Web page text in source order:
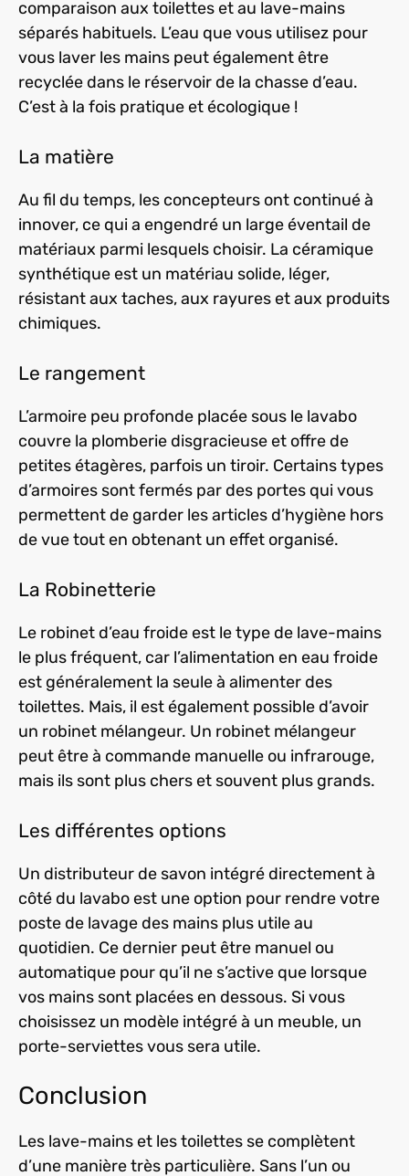
comparaison aux toilettes et au lave-mains
séparés habituels. L’eau que vous utilisez pour
vous laver les mains peut également être
recyclée dans le réservoir de la chasse d’eau.
C’est à la fois pratique et écologique !
La matière
Au fil du temps, les concepteurs ont continué à
innover, ce qui a engendré un large éventail de
matériaux parmi lesquels choisir. La céramique
synthétique est un matériau solide, léger,
résistant aux taches, aux rayures et aux produits
chimiques.
Le rangement
L’armoire peu profonde placée sous le lavabo
couvre la plomberie disgracieuse et offre de
petites étagères, parfois un tiroir. Certains types
d’armoires sont fermés par des portes qui vous
permettent de garder les articles d’hygiène hors
de vue tout en obtenant un effet organisé.
La Robinetterie
Le robinet d’eau froide est le type de lave-mains
le plus fréquent, car l’alimentation en eau froide
est généralement la seule à alimenter des
toilettes. Mais, il est également possible d’avoir
un robinet mélangeur. Un robinet mélangeur
peut être à commande manuelle ou infrarouge,
mais ils sont plus chers et souvent plus grands.
Les différentes options
Un distributeur de savon intégré directement à
côté du lavabo est une option pour rendre votre
poste de lavage des mains plus utile au
quotidien. Ce dernier peut être manuel ou
automatique pour qu’il ne s’active que lorsque
vos mains sont placées en dessous. Si vous
choisissez un modèle intégré à un meuble, un
porte-serviettes vous sera utile.
Conclusion
Les lave-mains et les toilettes se complètent
d’une manière très particulière. Sans l’un ou